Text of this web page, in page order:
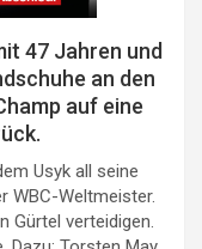
47 Jahren und
an den
auf eine
Usyk all seine
WBC-Weltmeister.
Gürtel verteidigen.